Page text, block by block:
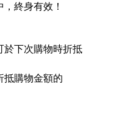
終身有效！
於下次購物時折抵
抵購物金額的